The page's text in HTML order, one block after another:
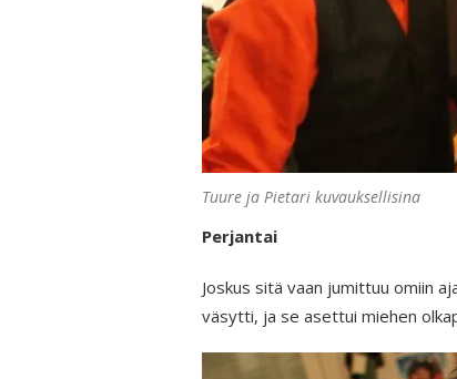
Tuure ja Pietari kuvauksellisina
Perjantai
Joskus sitä vaan jumittuu omiin
väsytti, ja se asettui miehen